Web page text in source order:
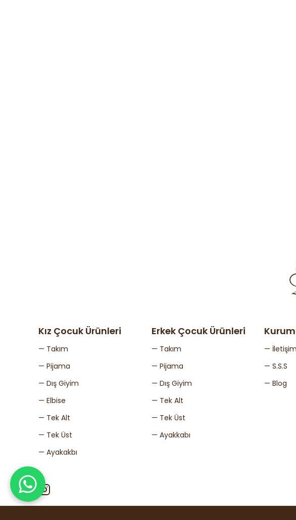
Kız Çocuk Ürünleri
— Takım
— Pijama
— Dış Giyim
— Elbise
— Tek Alt
— Tek Üst
— Ayakakbı
Erkek Çocuk Ürünleri
— Takım
— Pijama
— Dış Giyim
— Tek Alt
— Tek Üst
— Ayakkabı
— İletişim
— S.S.S
— Blog